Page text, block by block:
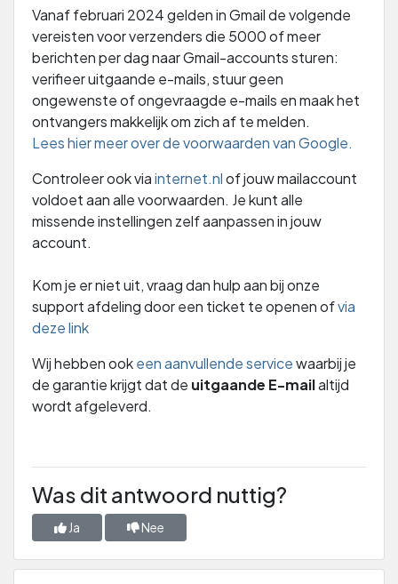
Vanaf februari 2024 gelden in Gmail de volgende
vereisten voor verzenders die 5000 of meer
berichten per dag naar Gmail-accounts sturen:
verifieer uitgaande e-mails, stuur geen
ongewenste of ongevraagde e-mails en maak het
ontvangers makkelijk om zich af te melden.
Lees hier meer over de voorwaarden van Google.
Controleer ook viainternet.nlof jouw mailaccount
voldoet aan alle voorwaarden. Je kunt alle
missende instellingen zelf aanpassen in jouw
account.
Kom je er niet uit, vraag dan hulp aan bij onze
support afdeling door een ticket te openen ofvia
deze link
Wij hebben ookeen aanvullende servicewaarbij je
de garantie krijgt dat de uitgaande E-mailaltijd
wordt afgeleverd.
Was dit antwoord nuttig?
Ja Nee